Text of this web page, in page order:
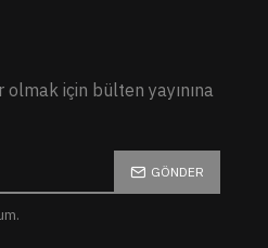
için bülten yayınına
GÖNDER